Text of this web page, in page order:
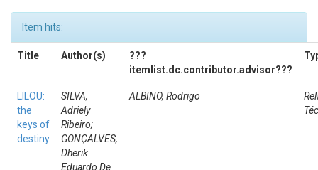
Item hits:
Title Author(s)
???
itemlist.dc.contributor.advisor???
LILOU:
the
keys of
destiny
SILVA,
Adriely
Ribeiro;
GONÇALVES,
Dherik
Eduardo De
ALBINO, Rodrigo